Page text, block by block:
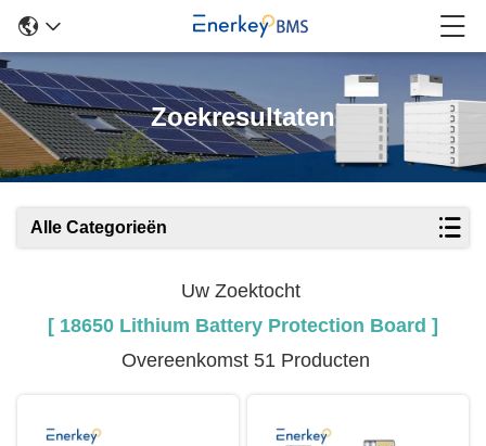
Zoekresultaten
Alle Categorieën
Uw Zoektocht
[ 18650 Lithium Battery Protection Board ]
Overeenkomst 51 Producten